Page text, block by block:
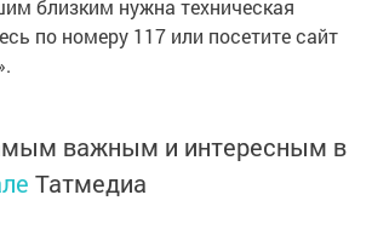
близким нужна техническая
по номеру 117 или посетите сайт
важным и интересным в
Татмедиа